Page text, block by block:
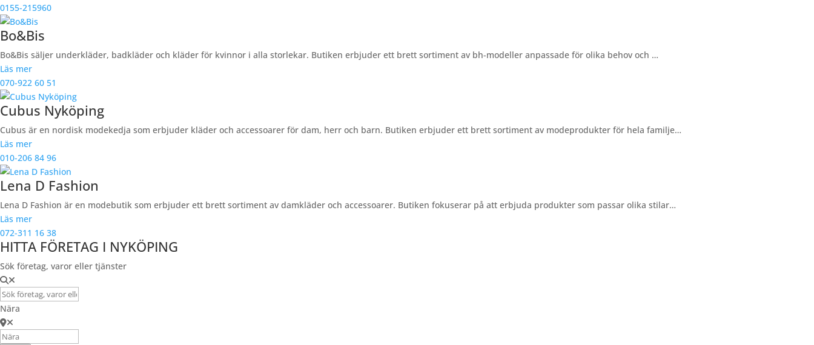
0155-215960
Bo&Bis
Bo&Bis säljer underkläder, badkläder och kläder för kvinnor i alla storlekar. Butiken erbjuder ett brett sortiment av bh-modeller anpassade för olika behov och …
Läs mer
070-922 60 51
Cubus Nyköping
Cubus är en nordisk modekedja som erbjuder kläder och accessoarer för dam, herr och barn. Butiken erbjuder ett brett sortiment av modeprodukter för hela familje…
Läs mer
010-206 84 96
Lena D Fashion
Lena D Fashion är en modebutik som erbjuder ett brett sortiment av damkläder och accessoarer. Butiken fokuserar på att erbjuda produkter som passar olika stilar…
Läs mer
072-311 16 38
HITTA FÖRETAG I NYKÖPING
Sök företag, varor eller tjänster
Nära